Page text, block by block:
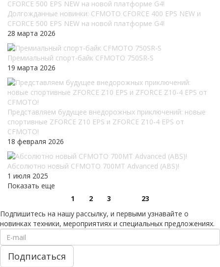
Долгожданные новинки: CFMOTO CFORCE 400 EPS NEW и
CFORCE 500 EPS NEW на новой платформе G4!
28 марта 2026
Премиальный спорт-байк CFMOTO 750SR-S
19 марта 2026
Представляем будущее внедорожных приключений: новые
спортивные ZFORCE Z10 EPS и ZFORCE Z10-4 EPS от
CFMOTO!
18 февраля 2026
Абсолютно новый CFMOTO 700MT Advanced (ABS)!
1 июля 2025
Показать еще
1
2 3
23
Подпишитесь на нашу рассылку, и первыми узнавайте о
новинках техники, мероприятиях и специальных предложениях.